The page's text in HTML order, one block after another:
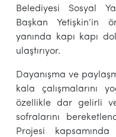
Belediyesi Sosyal
Başkan Yetişkin’in
yanında kapı kapı
ulaştırıyor.
Dayanışma ve
kala çalışmalarını
özellikle dar gelirli
sofralarını
Projesi